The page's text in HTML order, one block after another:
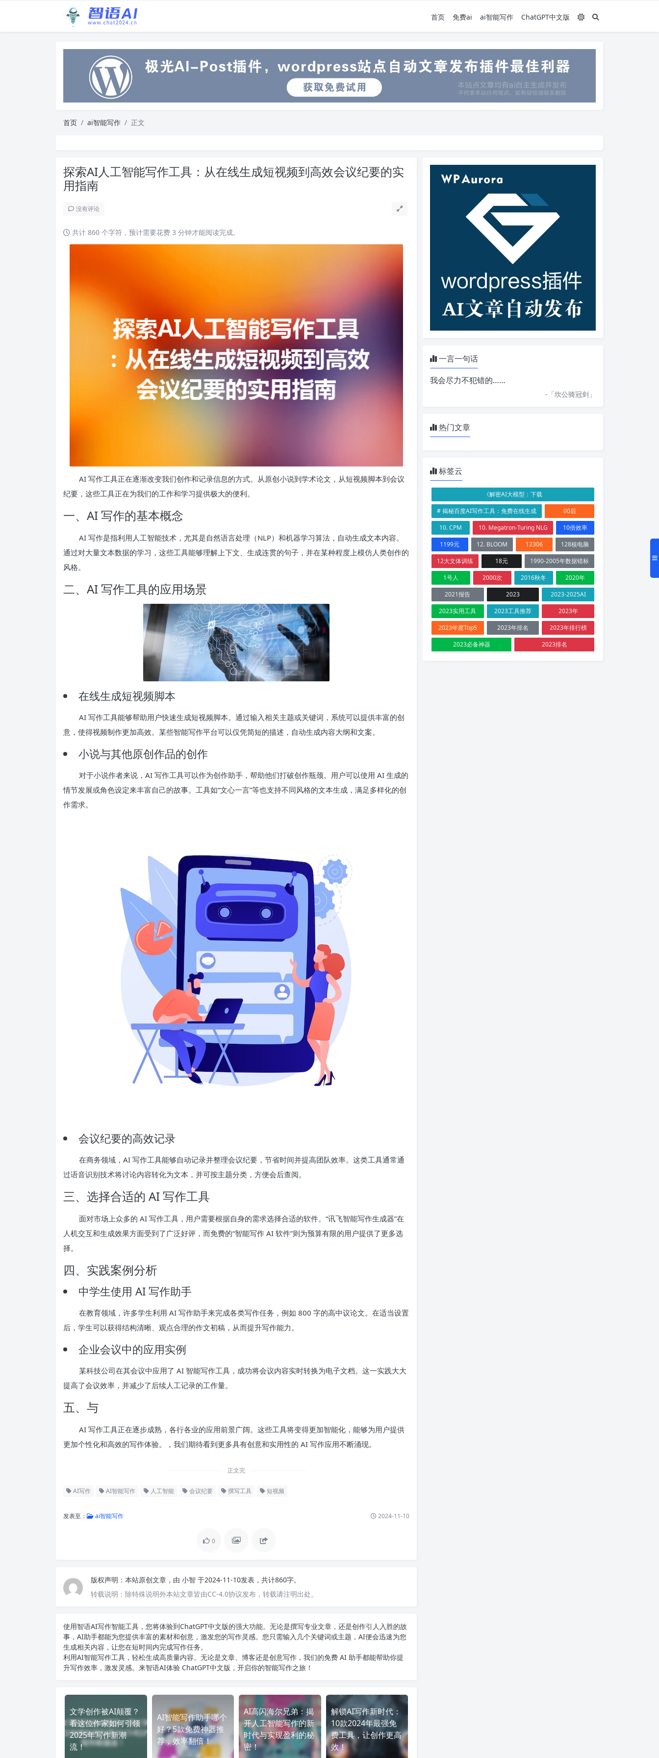
首页 免费ai ai智能写作 ChatGPT中文版
首页 ai智能写作 正文
探索AI人工智能写作工具：从在线生成短视频到高效会议纪要的实
用指南
没有评论
共计 860 个字符，预计需要花费 3 分钟才能阅读完成。
AI 写作工具正在逐渐改变我们创作和记录信息的方式。从原创小说到学术论文，从短视频脚本到会议
纪要，这些工具正在为我们的工作和学习提供极大的便利。
一、AI 写作的基本概念
AI 写作是指利用人工智能技术，尤其是自然语言处理（NLP）和机器学习算法，自动生成文本内容。
通过对大量文本数据的学习，这些工具能够理解上下文、生成连贯的句子，并在某种程度上模仿人类创作的
风格。
二、AI 写作工具的应用场景
在线生成短视频脚本
AI 写作工具能够帮助用户快速生成短视频脚本。通过输入相关主题或关键词，系统可以提供丰富的创
意，使得视频制作更加高效。某些智能写作平台可以仅凭简短的描述，自动生成内容大纲和文案。
小说与其他原创作品的创作
对于小说作者来说，AI 写作工具可以作为创作助手，帮助他们打破创作瓶颈。用户可以使用 AI 生成的
情节发展或角色设定来丰富自己的故事。工具如“文心一言”等也支持不同风格的文本生成，满足多样化的创
作需求。
会议纪要的高效记录
在商务领域，AI 写作工具能够自动记录并整理会议纪要，节省时间并提高团队效率。这类工具通常通
过语音识别技术将讨论内容转化为文本，并可按主题分类，方便会后查阅。
三、选择合适的 AI 写作工具
面对市场上众多的 AI 写作工具，用户需要根据自身的需求选择合适的软件。“讯飞智能写作生成器”在
人机交互和生成效果方面受到了广泛好评，而免费的“智能写作 AI 软件”则为预算有限的用户提供了更多选
择。
四、实践案例分析
中学生使用 AI 写作助手
在教育领域，许多学生利用 AI 写作助手来完成各类写作任务，例如 800 字的高中议论文。在适当设置
后，学生可以获得结构清晰、观点合理的作文初稿，从而提升写作能力。
企业会议中的应用实例
某科技公司在其会议中应用了 AI 智能写作工具，成功将会议内容实时转换为电子文档。这一实践大大
提高了会议效率，并减少了后续人工记录的工作量。
五、与
AI 写作工具正在逐步成熟，各行各业的应用前景广阔。这些工具将变得更加智能化，能够为用户提供
更加个性化和高效的写作体验。，我们期待看到更多具有创意和实用性的 AI 写作应用不断涌现。
正文完
AI写作 AI智能写作 人工智能 会议纪要 撰写工具 短视频
发表至： ai智能写作 2024-11-10
0
版权声明： 本站原创文章，由 小智 于2024-11-10发表，共计860字。
转载说明： 除特殊说明外本站文章皆由CC-4.0协议发布，转载请注明出处。
使用智语AI写作智能工具，您将体验到ChatGPT中文版的强大功能。无论是撰写专业文章，还是创作引人入胜的故
事，AI助手都能为您提供丰富的素材和创意，激发您的写作灵感。您只需输入几个关键词或主题，AI便会迅速为您
生成相关内容，让您在短时间内完成写作任务。
利用AI智能写作工具，轻松生成高质量内容。无论是文章、博客还是创意写作，我们的免费 AI 助手都能帮助你提
升写作效率，激发灵感。来智语AI体验 ChatGPT中文版 ，开启你的智能写作之旅！
文学创作被AI颠覆？
看这位作家如何引领
2025年写作新潮
流！
AI智能写作助手哪个
好？5款免费神器推
荐，效率翻倍！
AI高闪海尔兄弟：揭
开人工智能写作的新
时代与实现盈利的秘
密！
解锁AI写作新时代：
10款2024年最强免
费工具，让创作更高
效！
一言一句话
我会尽力不犯错的……
-「坎公骑冠剑 」
热门文章
标签云
《解密AI大模型：下载
# 揭秘百度AI写作工具：免费在线生成
00后
10. CPM
10. Megatron-Turing NLG
10倍效率
1199元
12. BLOOM 12306
128核电脑
12大文体训练
18元
1990-2005年数据错标
1号人
2000次 2016秋冬
2020年
2021报告
2023
2023-2025AI
2023实用工具
2023工具推荐
2023年
2023年度Top5
2023年排名
2023年排行榜
2023必备神器
2023排名